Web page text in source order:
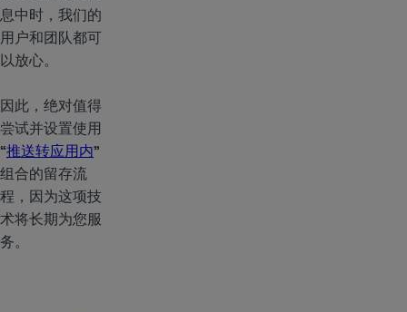
息中时，我们的
用户和团队都可
以放心。
因此，绝对值得
尝试并设置使用
“推送转应用内”
组合的留存流
程，因为这项技
术将长期为您服
务。